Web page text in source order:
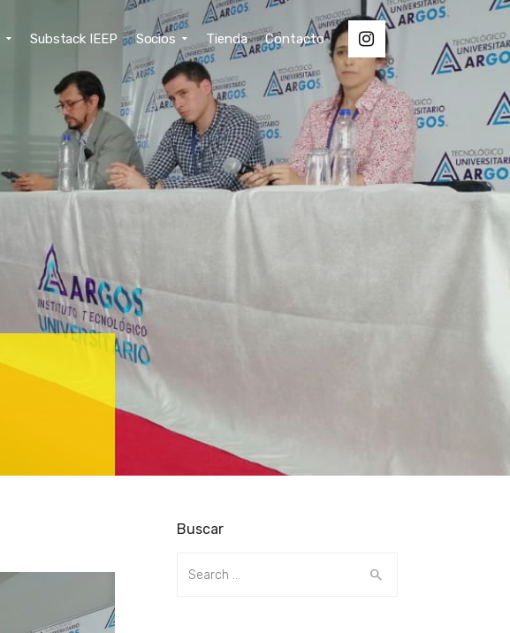
Substack IEEP Socios Tienda Contacto
Buscar
for: